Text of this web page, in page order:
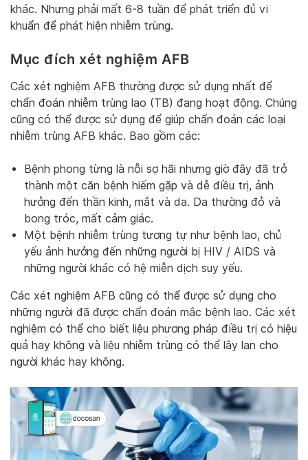
khác. Nhưng phải mất 6-8 tuần để phát triển đủ vi
khuẩn để phát hiện nhiễm trùng.
Mục đích xét nghiệm AFB
Các xét nghiệm AFB thường được sử dụng nhất để
chẩn đoán nhiễm trùng lao (TB) đang hoạt động. Chúng
cũng có thể được sử dụng để giúp chẩn đoán các loại
nhiễm trùng AFB khác. Bao gồm các:
Bệnh phong từng là nỗi sợ hãi nhưng giờ đây đã trở
thành một căn bệnh hiếm gặp và dễ điều trị, ảnh
hưởng đến thần kinh, mắt và da. Da thường đỏ và
bong tróc, mất cảm giác.
Một bệnh nhiễm trùng tương tự như bệnh lao, chủ
yếu ảnh hưởng đến những người bị HIV / AIDS và
những người khác có hệ miễn dịch suy yếu.
Các xét nghiệm AFB cũng có thể được sử dụng cho
những người đã được chẩn đoán mắc bệnh lao. Các xét
nghiệm có thể cho biết liệu phương pháp điều trị có hiệu
quả hay không và liệu nhiễm trùng có thể lây lan cho
người khác hay không.